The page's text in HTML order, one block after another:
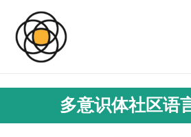
多意识体社区语